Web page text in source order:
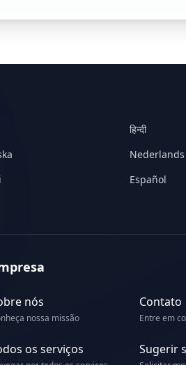
हिन्दी
Nederlands
Español
nós
nossa missão
Contato
Entre em
os serviços Sugerir